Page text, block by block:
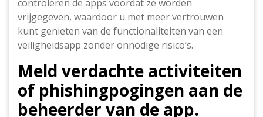
controleren de apps voordat ze worden
vrijgegeven, waardoor u met meer vertrouwen
kunt genieten van de functionaliteiten van een
veiligheidsapp zonder onnodige risico’s.
Meld verdachte activiteiten
of phishingpogingen aan de
beheerder van de app.